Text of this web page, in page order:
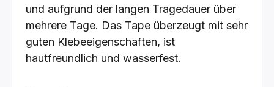
und aufgrund der langen Tragedauer über
mehrere Tage. Das Tape überzeugt mit sehr
guten Klebeeigenschaften, ist
hautfreundlich und wasserfest.